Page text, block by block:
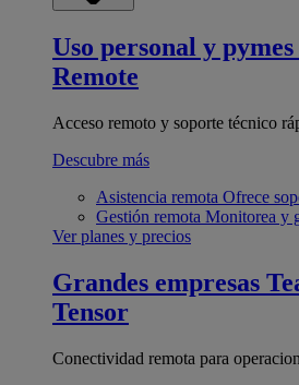
Uso personal y pymes
Remote
Acceso remoto y soporte técnico
Descubre más
Asistencia remota Ofrece
Gestión remota Monitorea y
Ver planes y precios
Grandes empresas
Tensor
Conectividad remota para